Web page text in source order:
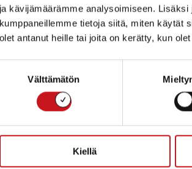
ja kävijämäärämme analysoimiseen.
kumppaneillemme tietoja siitä, miten käytät
olet antanut heille tai joita on kerätty, kun
Välttämätön
Kiellä
Yhteystiedot